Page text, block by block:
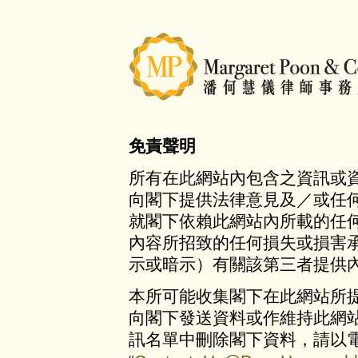
免責聲明
所有在此網站內包含之資訊或
向閣下提供法律意見及／或任
就閣下依賴此網站內所載的任
內容所招致的任何損失或損害
示或暗示）有關該第三者提供
本所可能收集閣下在此網站所
向閣下發送資料或作維持此網
訊名單中刪除閣下資料，請以